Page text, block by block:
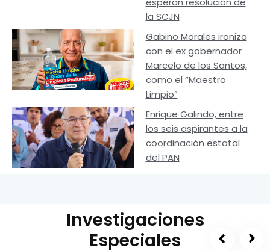
la SCJN
Gabino Morales ironiza
con el ex gobernador
Marcelo de los Santos,
como el “Maestro
Limpio”
Enrique Galindo, entre
los seis aspirantes a la
coordinación estatal
del PAN
Investigaciones
Especiales